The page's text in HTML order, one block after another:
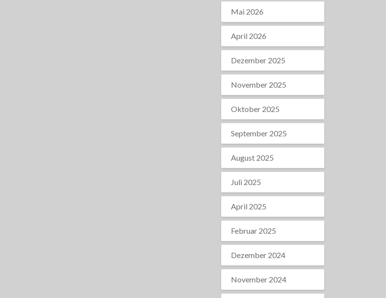
Mai 2026
April 2026
Dezember 2025
November 2025
Oktober 2025
September 2025
August 2025
Juli 2025
April 2025
Februar 2025
Dezember 2024
November 2024